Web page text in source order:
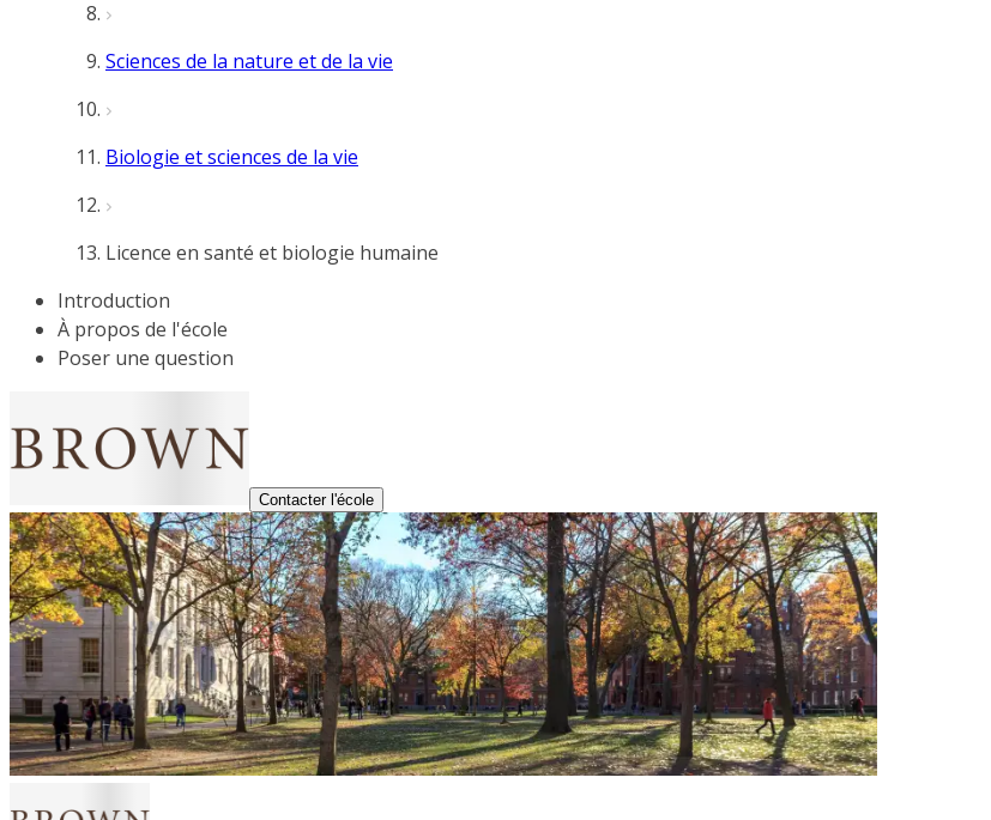
Sciences de la nature et de la vie
Biologie et sciences de la vie
Licence en santé et biologie humaine
Introduction
À propos de l'école
Poser une question
Contacter l'école